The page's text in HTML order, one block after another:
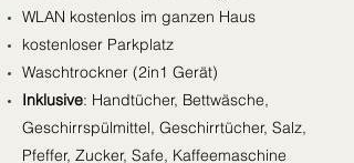
WLAN kostenlos im ganzen Haus
kostenloser Parkplatz
Waschtrockner (2in1 Gerät)
Inklusive: Handtücher, Bettwäsche,
Geschirrspülmittel, Geschirrtücher, Salz,
Pfeffer, Zucker, Safe, Kaffeemaschine